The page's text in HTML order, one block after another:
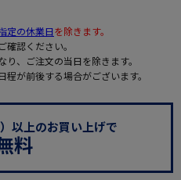
定の休業日を除きます。
確認ください。
、ご注文の当日を除きます。
が前後する場合がございます。
以上のお買い上げで
料